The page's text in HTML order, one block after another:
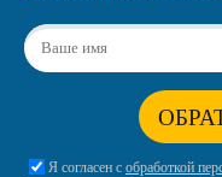
Я согласен с обработкой